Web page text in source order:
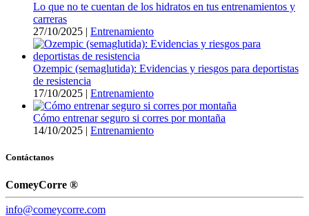
Lo que no te cuentan de los hidratos en tus entrenamientos y
carreras
27/10/2025 | Entrenamiento
Ozempic (semaglutida): Evidencias y riesgos para deportistas
de resistencia
17/10/2025 | Entrenamiento
Cómo entrenar seguro si corres por montaña
14/10/2025 | Entrenamiento
Contáctanos
ComeyCorre ®
info@comeycorre.com